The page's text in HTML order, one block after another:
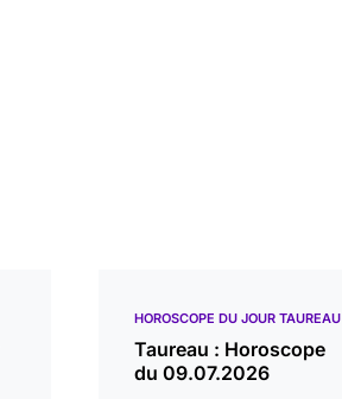
HOROSCOPE DU JOUR TAUREAU
Taureau : Horoscope
du 09.07.2026